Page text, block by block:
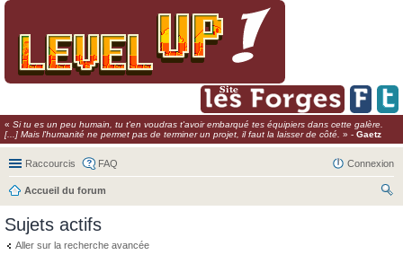
« Si tu es un peu humain, tu t'en voudras t'avoir embarqué tes équipiers dans cette galère.
[...] Mais l'humanité ne permet pas de terminer un projet, il faut la laisser de côté. » - Gaetz
Raccourcis FAQ Connexion
Accueil du forum
Sujets actifs
Aller sur la recherche avancée